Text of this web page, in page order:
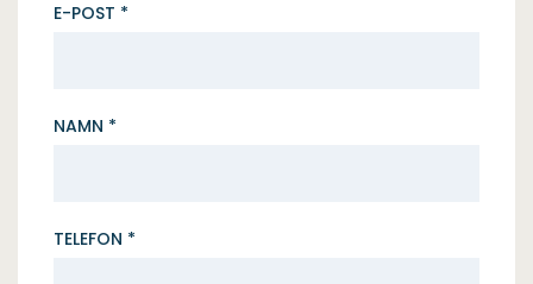
E-POST *
NAMN *
TELEFON *